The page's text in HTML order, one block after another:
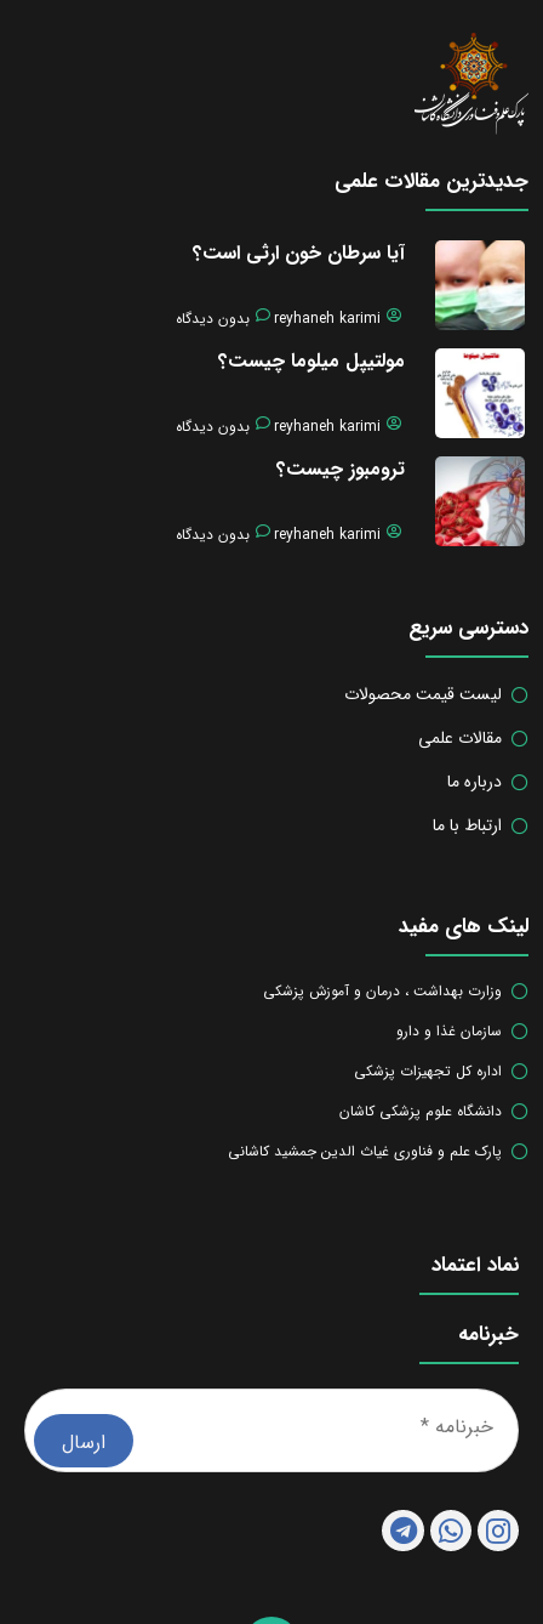
جدیدترین مقالات علمی
آیا سرطان خون ارثی است؟
reyhaneh karimi بدون دیدگاه
مولتیپل میلوما چیست؟
reyhaneh karimi بدون دیدگاه
ترومبوز چیست؟
reyhaneh karimi بدون دیدگاه
دسترسی سریع
لیست قیمت محصولات
مقالات علمی
درباره ما
ارتباط با ما
لینک های مفید
وزارت بهداشت ، درمان و آموزش پزشکی
سازمان غذا و دارو
اداره کل تجهیزات پزشکی
دانشگاه علوم پزشکی کاشان
پارک علم و فناوری غیاث الدین جمشید کاشانی
نماد اعتماد
خبرنامه
*